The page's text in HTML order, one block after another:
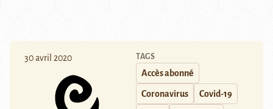
30 avril 2020 TAGS
Accès abonné
Coronavirus Covid-19